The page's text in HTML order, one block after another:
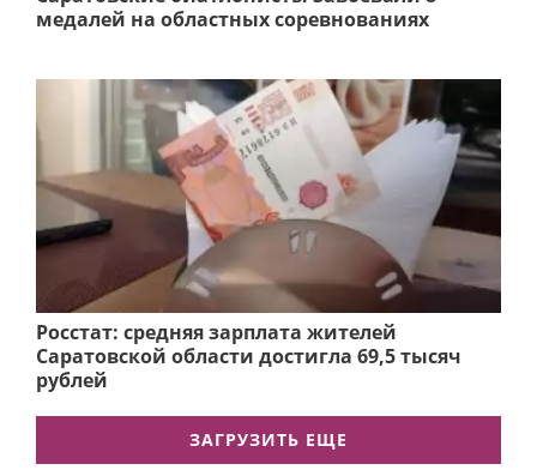
медалей на областных соревнованиях
Росстат: средняя зарплата жителей
Саратовской области достигла 69,5 тысяч
рублей
ЗАГРУЗИТЬ ЕЩЕ